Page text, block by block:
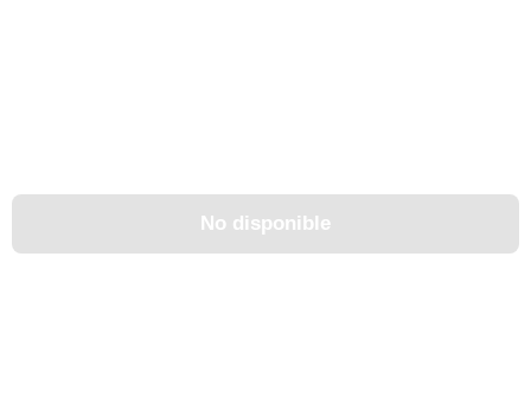
No disponible